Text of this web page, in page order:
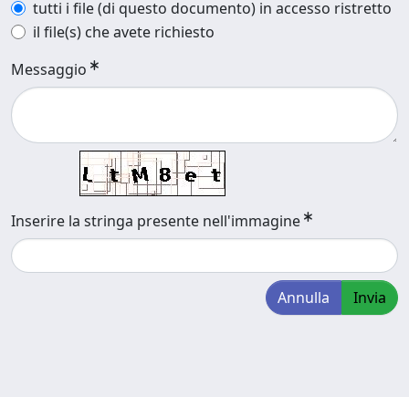
tutti i file (di questo documento) in accesso ristretto
il file(s) che avete richiesto
Messaggio
Inserire la stringa presente nell'immagine
Annulla Invia